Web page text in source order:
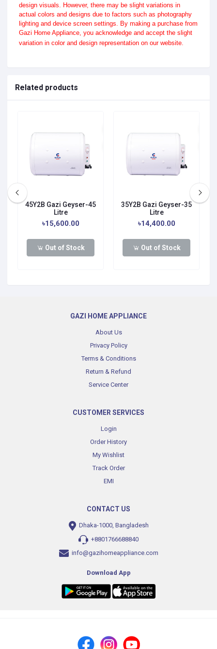
design visuals. However, there may be slight variations in
actual colors and designs due to factors such as photography
lighting and device screen settings. By making a purchase from
Gazi Home Appliance, you acknowledge and accept the slight
variation in color and design representation on our website.
Related products
45Y2B Gazi Geyser-45
Litre
৳15,600.00
Out of Stock
35Y2B Gazi Geyser-35
Litre
৳14,400.00
Out of Stock
GAZI HOME APPLIANCE
About Us
Privacy Policy
Terms & Conditions
Return & Refund
Service Center
CUSTOMER SERVICES
Login
Order History
My Wishlist
Track Order
EMI
CONTACT US
Dhaka-1000, Bangladesh
+8801766688840
info@gazihomeappliance.com
Download App